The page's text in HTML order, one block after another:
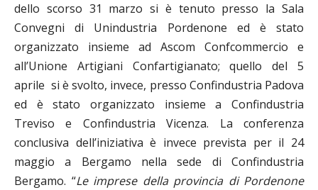
dello scorso 31 marzo si è tenuto presso la Sala
Convegni di Unindustria Pordenone ed è stato
organizzato insieme ad Ascom Confcommercio e
all’Unione Artigiani Confartigianato; quello del 5
aprile si è svolto, invece, presso Confindustria Padova
ed è stato organizzato insieme a Confindustria
Treviso e Confindustria Vicenza. La conferenza
conclusiva dell’iniziativa è invece prevista per il 24
maggio a Bergamo nella sede di Confindustria
Bergamo. “Le imprese della provincia di Pordenone